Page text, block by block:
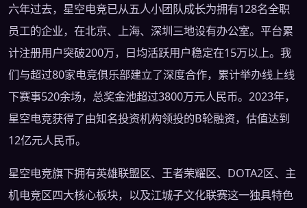
六年过去，星空电竞已从五人小团队成长为拥有128名全职
员工的企业，在北京、上海、深圳三地设有办公室。平台累
计注册用户突破200万，日均活跃用户稳定在15万以上。我
们与超过80家电竞俱乐部建立了深度合作，累计举办线上线
下赛事520余场，总奖金池超过3800万元人民币。2023年，
星空电竞获得了由知名投资机构领投的B轮融资，估值达到
12亿元人民币。
星空电竞旗下拥有英雄联盟区、王者荣耀区、DOTA2区、主
机电竞区四大核心板块，以及江城子文化联赛这一独具特色